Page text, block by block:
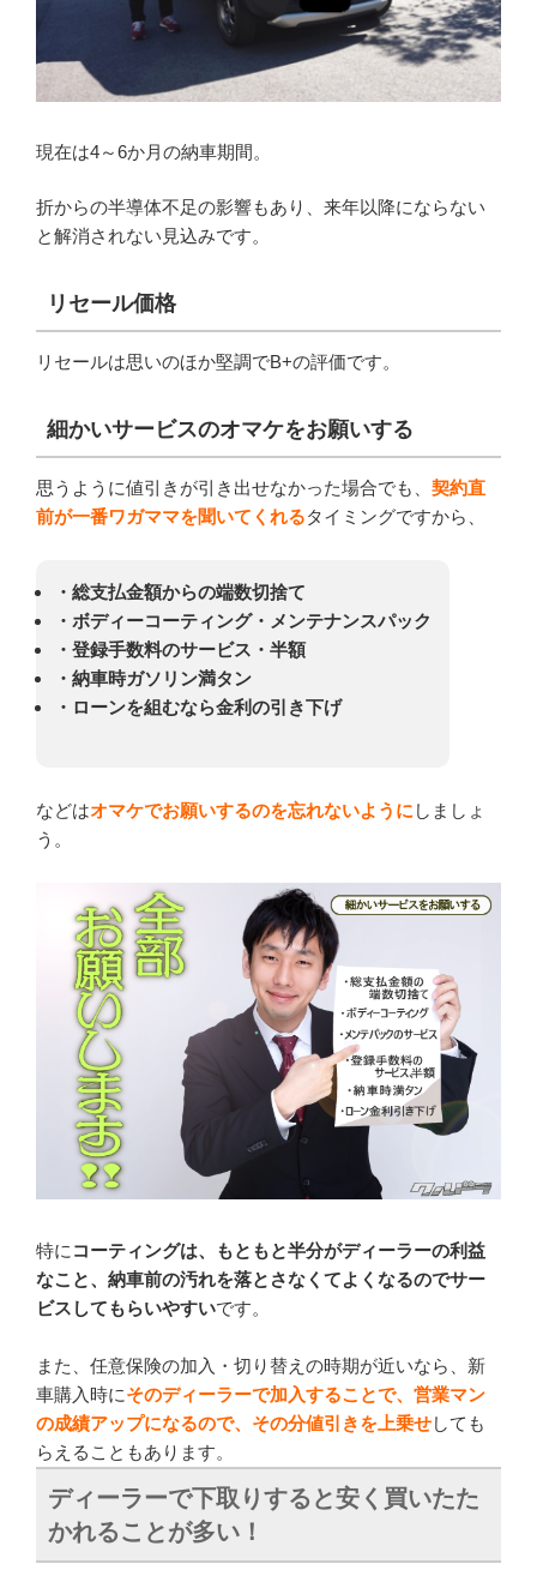
現在は4～6か月の納車期間。
折からの半導体不足の影響もあり、来年以降にならない
と解消されない見込みです。
リセール価格
リセールは思いのほか堅調でB+の評価です。
細かいサービスのオマケをお願いする
思うように値引きが引き出せなかった場合でも、 契約直
前が一番ワガママを聞いてくれるタイミングですから、
・総支払金額からの端数切捨て
・ボディーコーティング・メンテナンスパック
・登録手数料のサービス・半額
・納車時ガソリン満タン
・ローンを組むなら金利の引き下げ
などはオマケでお願いするのを忘れないように しましょ
う。
特に コーティングは、もともと半分がディーラーの利益
なこと、納車前の汚れを落とさなくてよくなるのでサー
ビスしてもらいやすいです。
また、任意保険の加入・切り替えの時期が近いなら、新
車購入時にそのディーラーで加入することで、営業マン
の成績アップになるので、その分値引きを上乗せしても
らえることもあります。
ディーラーで下取りすると安く買いたた
かれることが多い！